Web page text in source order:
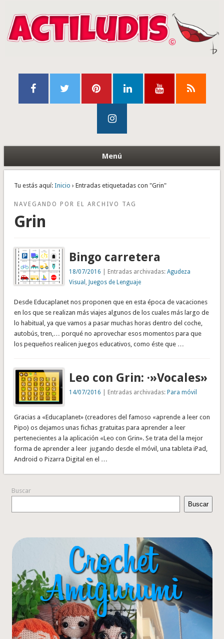
Menú
Tu estás aquí: Inicio › Entradas etiquetadas con "Grin"
NAVEGANDO POR EL ARCHIVO TAG
Grin
Bingo carretera
18/07/2016 | Entradas archivadas:Agudeza
Visual
,Juegos de Lenguaje
Desde Educaplanet nos proponen que en esta época de vacaciones
en los que se realizan más viajes algunos de los cuales más largo de
lo habitual, ya que vamos a pasar muchas horas dentro del coche,
autobús, tren,… porqué no aprovechar esos momentos para que
los pequeños realicen juegos educativos, como éste que …
Leo con Grin: ·»Vocales»
14/07/2016 | Entradas archivadas:Para móvil
Gracias a «Educaplanet» (creadores del famoso «aprende a leer con
Pipo) os dejamos unas fichas gratuitas para aprender a leer
pertenecientes a la aplicación «Leo con Grin». Se trata del la mejor
forma de aprender a leer jugando desde el móvil, una tableta iPad,
Android o Pizarra Digital en el …
Buscar
Buscar